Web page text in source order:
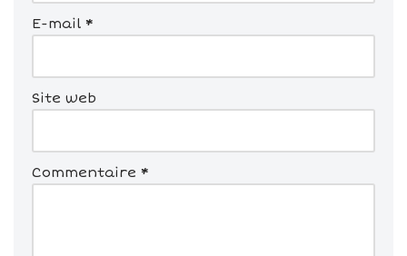
E-mail *
Site web
Commentaire *